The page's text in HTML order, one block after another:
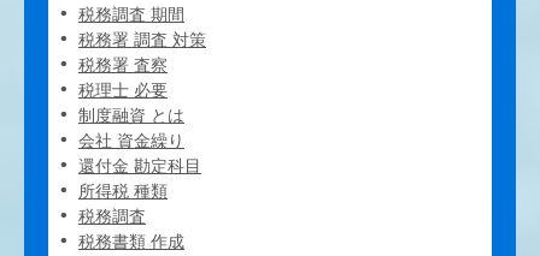
税務調査 期間
税務署 調査 対策
税務署 査察
税理士 必要
制度融資 とは
会社 資金繰り
還付金 勘定科目
所得税 種類
税務調査
税務書類 作成